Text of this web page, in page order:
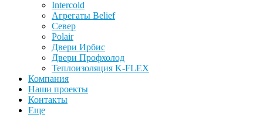
Intercold
Агрегаты Belief
Север
Polair
Двери Ирбис
Двери Профхолод
Теплоизоляция K-FLEX
Компания
Наши проекты
Контакты
Еще